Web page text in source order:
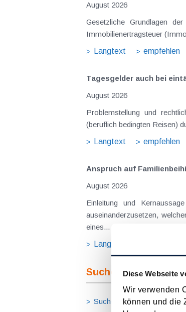
Diese Webseite
Wir verwenden
können und die
August 2026
Gesetzliche Grundlagen der Hauptwohnsitzbefreiung Eine Ausnahme von
Immobilienertragsteuer
Langtext
empfehlen
Tagesgelder auch bei
August 2026
Problemstellung und rechtlicher Hintergrund Tagesgelder sollen
(beruflich bedingten Reisen)
Langtext
empfehlen
Anspruch auf
August 2026
Einleitung und Kernaussage der Entscheidung Das Bundesfinanzgericht (GZ
auseinanderzusetzen,
eines...
Langtext
Suche im Archiv
Suche nach Begriffen